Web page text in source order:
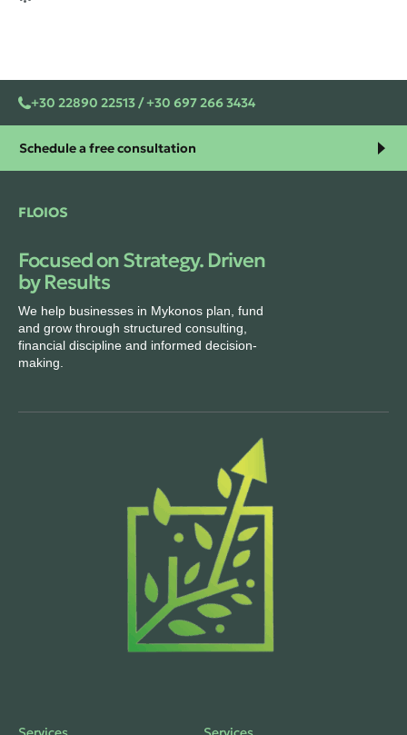
+30 22890 22513 / +30 697 266 3434
Schedule a free consultation
FLOIOS
Focused on Strategy. Driven
by Results
We help businesses in Mykonos plan, fund
and grow through structured consulting,
financial discipline and informed decision-
making.